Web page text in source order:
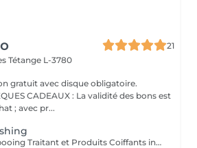
21
Tétange L-3780
gratuit avec disque obligatoire.
: La validité des bons est
; avec pr...
Diagnostique, Shampooing Traitant et Produits Coiffants inclus